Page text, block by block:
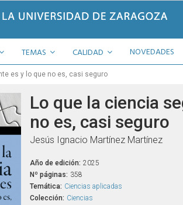
TEMAS CALIDAD NOVEDADES
es y lo que no es, casi seguro
Lo que la ciencia
no es, casi seguro
Jesús Ignacio Martínez Martínez
Año de edición: 2025
Nº páginas: 358
Temática: Ciencias aplicadas
Colección: Ciencias